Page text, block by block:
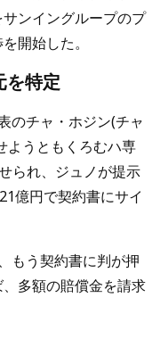
ンイングループのプ
開始した。
を特定
のチャ・ホジン(チャ
ようともくろむハ専
られ、ジュノが提示
億円で契約書にサイ
もう契約書に判が押
多額の賠償金を請求